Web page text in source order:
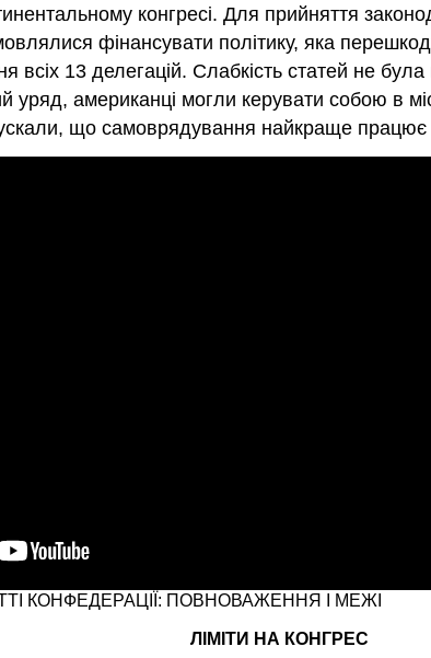
конгресі. Для прийняття
фінансувати політику, яка
13 делегацій. Слабкість статей не
американці могли керувати собою в
що самоврядування найкраще працює
КОНФЕДЕРАЦІЇ: ПОВНОВАЖЕННЯ І МЕЖІ
ЛІМІТИ НА КОНГРЕС